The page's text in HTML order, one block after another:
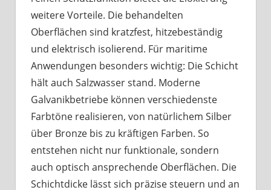
weitere Vorteile. Die behandelten
Oberflächen sind kratzfest, hitzebeständig
und elektrisch isolierend. Für maritime
Anwendungen besonders wichtig: Die Schicht
hält auch Salzwasser stand. Moderne
Galvanikbetriebe können verschiedenste
Farbtöne realisieren, von natürlichem Silber
über Bronze bis zu kräftigen Farben. So
entstehen nicht nur funktionale, sondern
auch optisch ansprechende Oberflächen. Die
Schichtdicke lässt sich präzise steuern und an